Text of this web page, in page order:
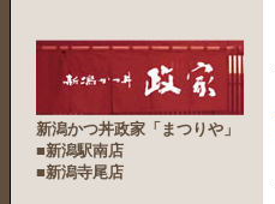
新潟かつ丼政家「まつりや」
■新潟駅南店
■新潟寺尾店